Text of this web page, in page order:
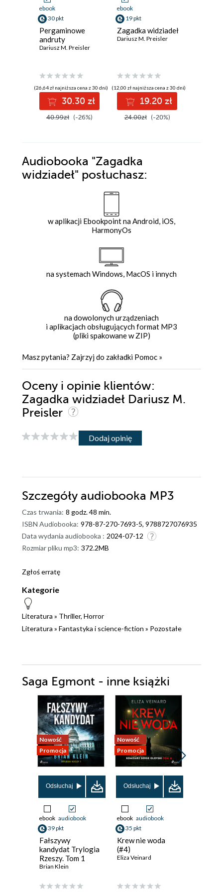
ebook
30 pkt
Pergaminowe
andruty
Dariusz M. Preisler
(26,64 zł najniższa cena z 30 dni)
30.30 zł
40.99zł (-26%)
ebook
19 pkt
Zagadka widziadeł
Dariusz M. Preisler
(12,00 zł najniższa cena z 30 dni)
19.20 zł
24.00zł (-20%)
Audiobooka "Zagadka
widziadeł" posłuchasz:
w aplikacji Ebookpoint na Android, iOS,
HarmonyOs
na systemach Windows, MacOS i innych
na dowolonych urządzeniach
i aplikacjach obsługujących format MP3
(pliki spakowane w ZIP)
Masz pytania? Zajrzyj do zakładki Pomoc »
Oceny i opinie klientów:
Zagadka widziadeł Dariusz M.
Preisler
Dodaj opinię
Szczegóły audiobooka MP3
Czas trwania: 8 godz. 48 min.
ISBN Audiobooka: 978-87-270-7693-5, 9788727076935
Data wydania audiobooka : 2024-07-12
Rozmiar pliku mp3: 372.2MB
Zgłoś erratę
Kategorie
Literatura » Thriller, Horror
Literatura » Fantastyka i science-fiction » Pozostałe
Saga Egmont - inne książki
Nowość
Promocja
Odsłuchaj
ebook audiobook
39 pkt
Fałszywy
kandydat Trylogia
Rzeszy. Tom 1
Brian Klein
Nowość
Promocja
Odsłuchaj
ebook audiobook
35 pkt
Krew nie woda
(#4)
Eliza Veinard